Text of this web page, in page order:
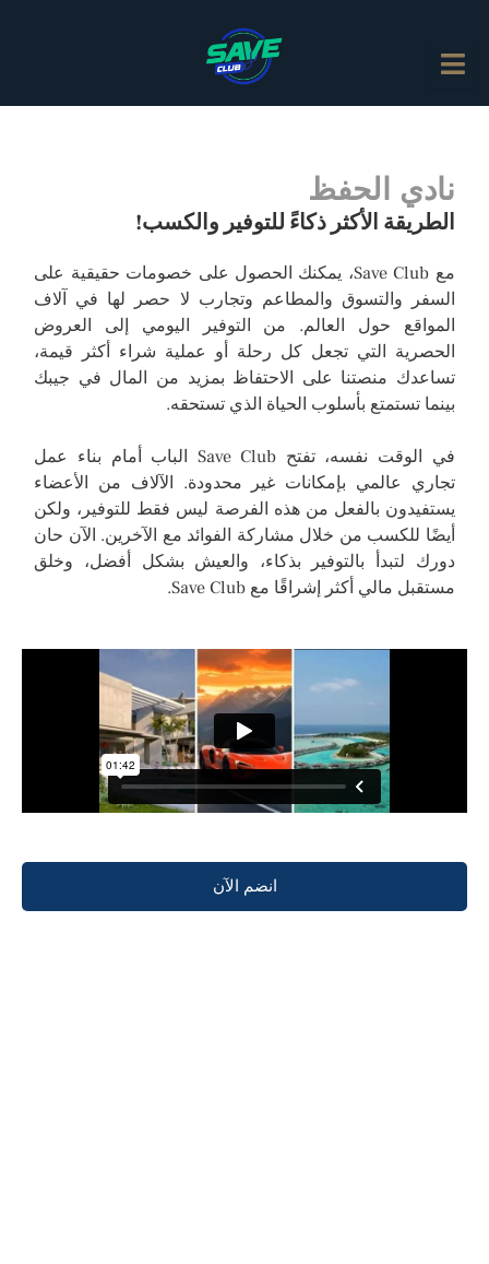
نادي الحفظ
الطريقة الأكثر ذكاءً للتوفير والكسب!
مع Save Club، يمكنك الحصول على خصومات حقيقية على
السفر والتسوق والمطاعم وتجارب لا حصر لها في آلاف
المواقع حول العالم. من التوفير اليومي إلى العروض
الحصرية التي تجعل كل رحلة أو عملية شراء أكثر قيمة،
تساعدك منصتنا على الاحتفاظ بمزيد من المال في جيبك
بينما تستمتع بأسلوب الحياة الذي تستحقه.
في الوقت نفسه، تفتح Save Club الباب أمام بناء عمل
تجاري عالمي بإمكانات غير محدودة. الآلاف من الأعضاء
يستفيدون بالفعل من هذه الفرصة ليس فقط للتوفير، ولكن
أيضًا للكسب من خلال مشاركة الفوائد مع الآخرين. الآن حان
دورك لتبدأ بالتوفير بذكاء، والعيش بشكل أفضل، وخلق
مستقبل مالي أكثر إشراقًا مع Save Club.
انضم الآن